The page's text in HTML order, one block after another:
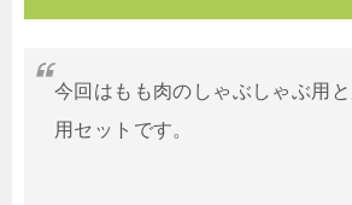
今回はもも肉のしゃぶしゃぶ用
用セットです。